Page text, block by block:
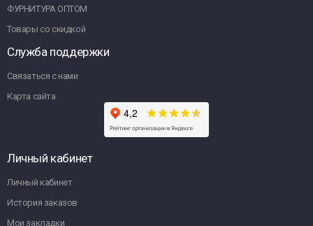
ФУРНИТУРА ОПТОМ
Товары со скидкой
Служба поддержки
Связаться с нами
Карта сайта
Личный кабинет
Личный кабинет
История заказов
Мои закладки